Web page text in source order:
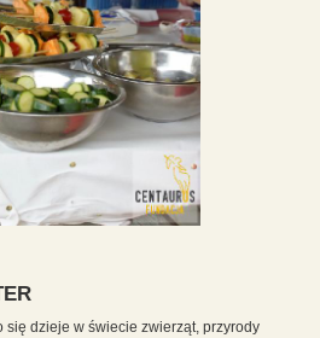
się dzieje w świecie zwierząt, przyrody